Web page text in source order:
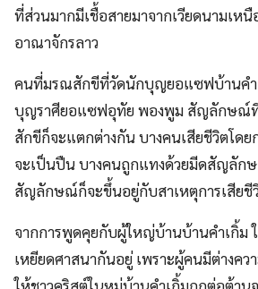
ที่ส่วนมากมีเชื้อสายมาจากเวียดนามเห
อาณาจักรลาว
คนที่มรณสักขีที่วัดนักบุญยอแซฟบ้านคํา
บุญราศียอแซฟอุทัย พองพูม สัญลักษณ์ที่
สักขีก็จะแตกต่างกัน บางคนเสียชีวิตโด
จะเป็นปืน บางคนถูกแทงด้วยมีดสัญลัก
สัญลักษณ์ก็จะขึ้นอยู่กับสาเหตุการเสียชี
จากการพูดคุยกับผู้ใหญ่บ้านบ้านคําเกิ้ม
เหยียดศาสนากันอยู่ เพราะผู้คนมีต่างคว